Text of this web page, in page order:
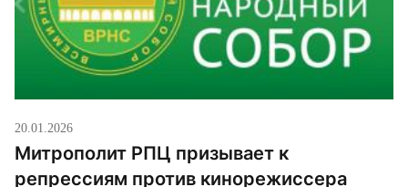
20.01.2026
Митрополит РПЦ призывает к
репрессиям против кинорежиссера